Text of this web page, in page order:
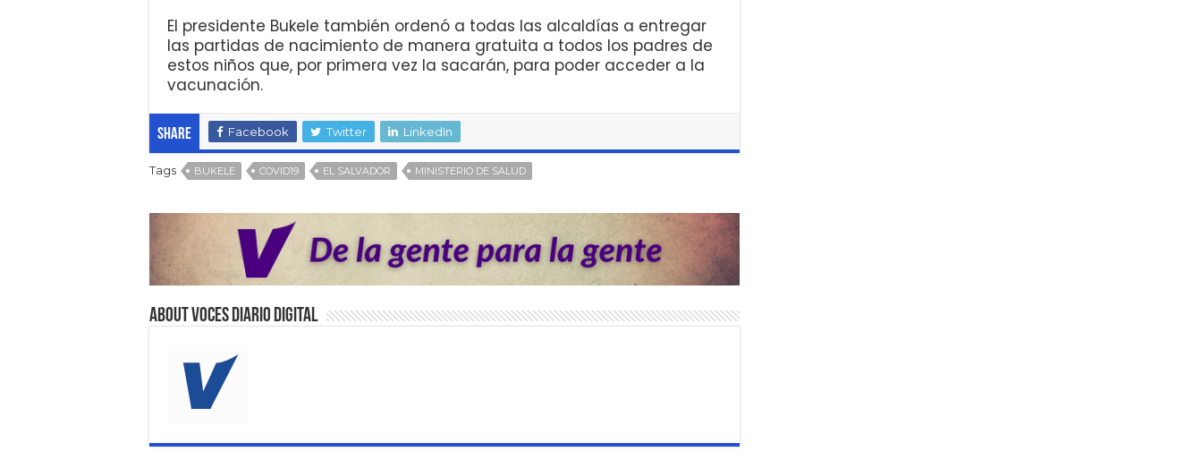
El presidente Bukele también ordenó a todas las alcaldías a entregar
las partidas de nacimiento de manera gratuita a todos los padres de
estos niños que, por primera vez la sacarán, para poder acceder a la
vacunación.
Share Facebook Twitter LinkedIn
Tags BUKELE COVID19 EL SALVADOR MINISTERIO DE SALUD
About VOCES Diario digital